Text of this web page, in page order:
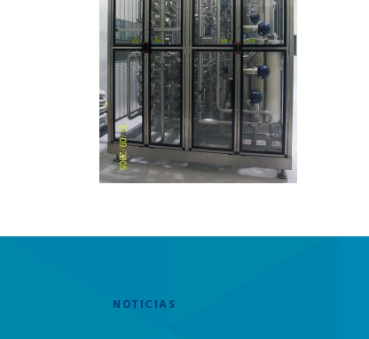
NOTICIAS